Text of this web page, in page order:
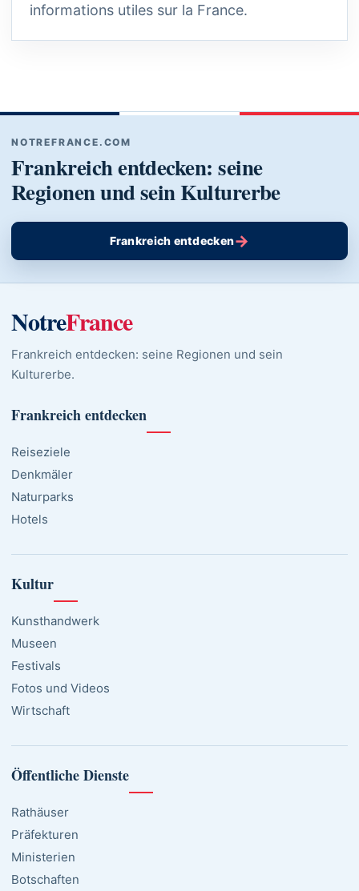
informations utiles sur la France.
NOTREFRANCE.COM
Frankreich entdecken: seine
Regionen und sein Kulturerbe
Frankreich entdecken→
NotreFrance
Frankreich entdecken: seine Regionen und sein
Kulturerbe.
Frankreich entdecken
Reiseziele
Denkmäler
Naturparks
Hotels
Kultur
Kunsthandwerk
Museen
Festivals
Fotos und Videos
Wirtschaft
Öffentliche Dienste
Rathäuser
Präfekturen
Ministerien
Botschaften